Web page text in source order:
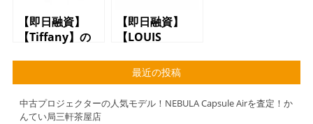
【即日融資】
【Tiffany】の
きます【質】
【かんてい局】
【三軒茶屋】
【即日融資】
【LOUIS
【バッグ】で
【質預かり】で
きます【質】
最近の投稿
中古プロジェクターの人気モデル！NEBULA Capsule Airを査定！か
んてい局三軒茶屋店